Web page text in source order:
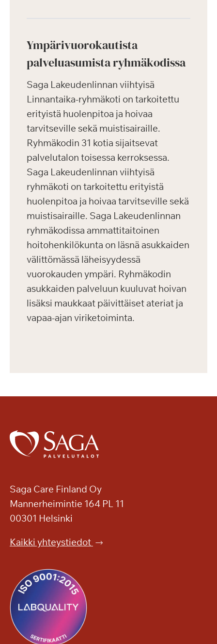
Ympärivuorokautista
palveluasumista ryhmäkodissa
Saga Lakeudenlinnan viihtyisä
Linnantaika-ryhmäkoti on tarkoitettu
erityistä huolenpitoa ja hoivaa
tarvitseville sekä muistisairaille.
Ryhmäkodin 31 kotia sijaitsevat
palvelutalon toisessa kerroksessa.
Saga Lakeudenlinnan viihtyisä
ryhmäkoti on tarkoitettu erityistä
huolenpitoa ja hoivaa tarvitseville sekä
muistisairaille. Saga Lakeudenlinnan
ryhmäkodissa ammattitaitoinen
hoitohenkilökunta on läsnä asukkaiden
välittömässä läheisyydessä
vuorokauden ympäri. Ryhmäkodin
asukkaiden palveluun kuuluvat hoivan
lisäksi maukkaat päivittäiset ateriat ja
vapaa-ajan viriketoiminta.
Saga Care Finland Oy
Mannerheimintie 164 PL 11
00301 Helsinki
Kaikki yhteystiedot